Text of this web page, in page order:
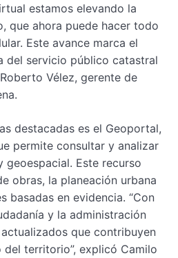
estamos elevando la
que ahora puede hacer todo
Este avance marca el
del servicio público catastral
Vélez, gerente de
destacadas es el Geoportal,
permite consultar y analizar
Este recurso
obras, la planeación urbana
basadas en evidencia. “Con
y la administración
que contribuyen
territorio”, explicó Camilo